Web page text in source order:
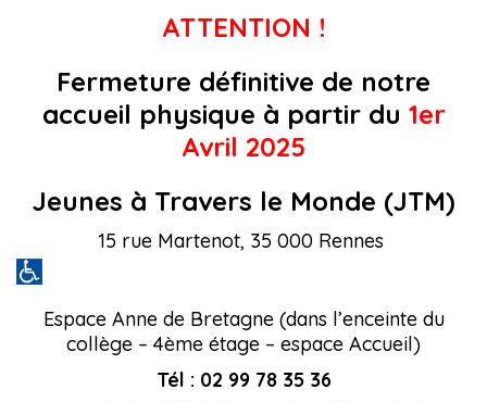
ATTENTION !
Fermeture définitive de notre
accueil physique à partir du 1er
Avril 2025
Jeunes à Travers le Monde (JTM)
15 rue Martenot, 35 000 Rennes
Espace Anne de Bretagne (dans l’enceinte du
collège – 4ème étage – espace Accueil)
Tél : 02 99 78 35 36